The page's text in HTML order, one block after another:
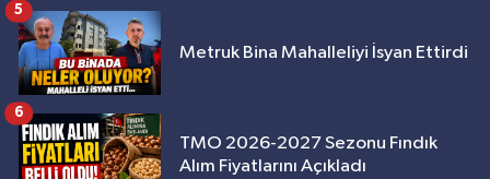
Metruk Bina Mahalleliyi İsyan Ettirdi
5
TMO 2026-2027 Sezonu Fındık
Alım Fiyatlarını Açıkladı
6